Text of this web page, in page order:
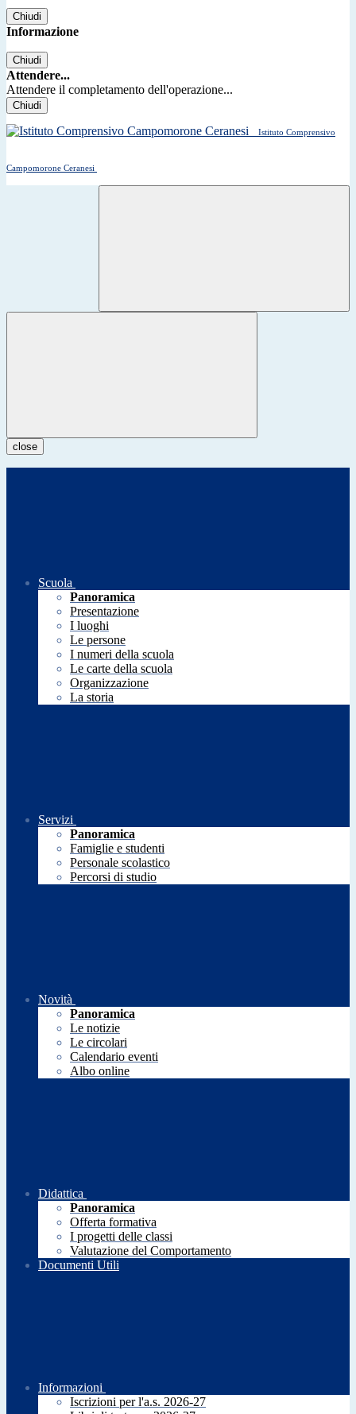
Chiudi
Informazione
Chiudi
Attendere...
Attendere il completamento dell'operazione...
Chiudi
Istituto Comprensivo
Campomorone Ceranesi
close
Scuola
Panoramica
Presentazione
I luoghi
Le persone
I numeri della scuola
Le carte della scuola
Organizzazione
La storia
Servizi
Panoramica
Famiglie e studenti
Personale scolastico
Percorsi di studio
Novità
Panoramica
Le notizie
Le circolari
Calendario eventi
Albo online
Didattica
Panoramica
Offerta formativa
I progetti delle classi
Valutazione del Comportamento
Documenti Utili
Informazioni
Iscrizioni per l'a.s. 2026-27